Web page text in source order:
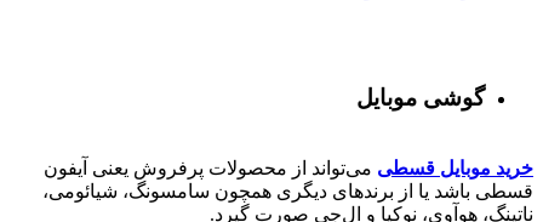
گوشی موبایل
خرید موبایل قسطی می‌تواند از محصولات پرفروش یعنی آیفون
قسطی باشد یا از برندهای دیگری همچون سامسونگ، شیائومی،
ناتینگ، هوآوی، نوکیا و ال‌جی صورت گیرد.